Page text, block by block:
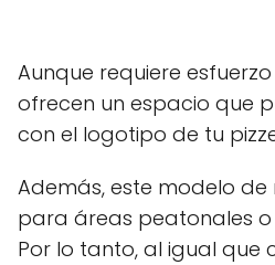
Aunque requiere
ofrecen un espacio que
con el logotipo de tu
Además, este modelo
para áreas peatonales o
Por lo tanto, al igual que